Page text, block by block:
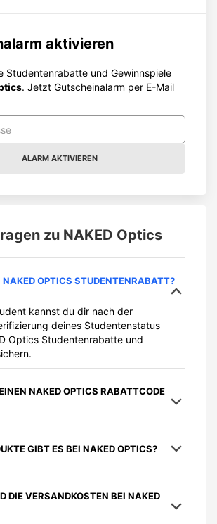
aktivieren
Studentenrabatte und Gewinnspiele
. Jetzt Gutscheinalarm per E-Mail
ALARM AKTIVIEREN
zu NAKED Optics
NAKED OPTICS STUDENTENRABATT?
kannst du dir nach der
deines Studentenstatus
Optics Studentenrabatte und
NAKED OPTICS RABATTCODE
GIBT ES BEI NAKED OPTICS?
DIE VERSANDKOSTEN BEI NAKED